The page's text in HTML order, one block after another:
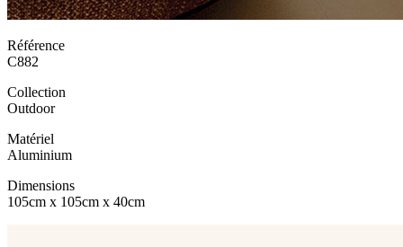
Référence
C882
Collection
Outdoor
Matériel
Aluminium
Dimensions
105cm x 105cm x 40cm